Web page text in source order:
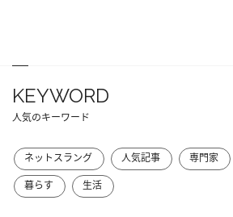
KEYWORD
人気のキーワード
ネットスラング 人気記事 専門家
暮らす
生活